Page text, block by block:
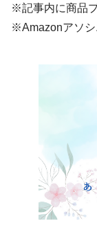
※記事内に商品
※Amazonアソシ